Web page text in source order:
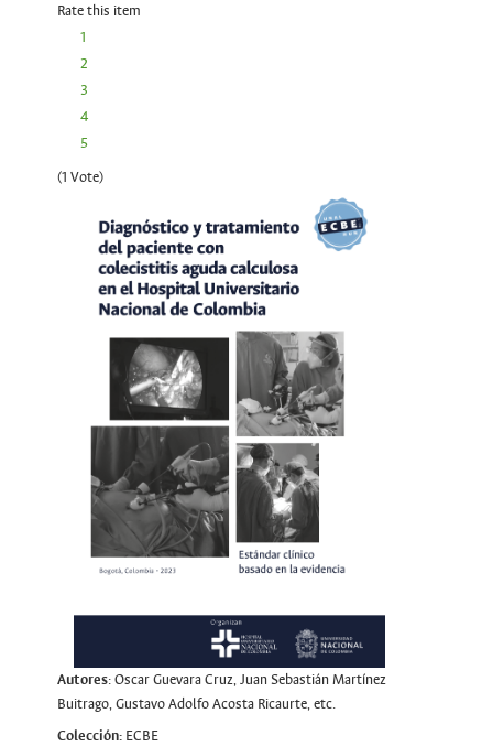
Rate this item
1
2
3
4
5
(1 Vote)
Autores: Oscar Guevara Cruz, Juan Sebastián Martínez
Buitrago, Gustavo Adolfo Acosta Ricaurte, etc.
Colección: ECBE